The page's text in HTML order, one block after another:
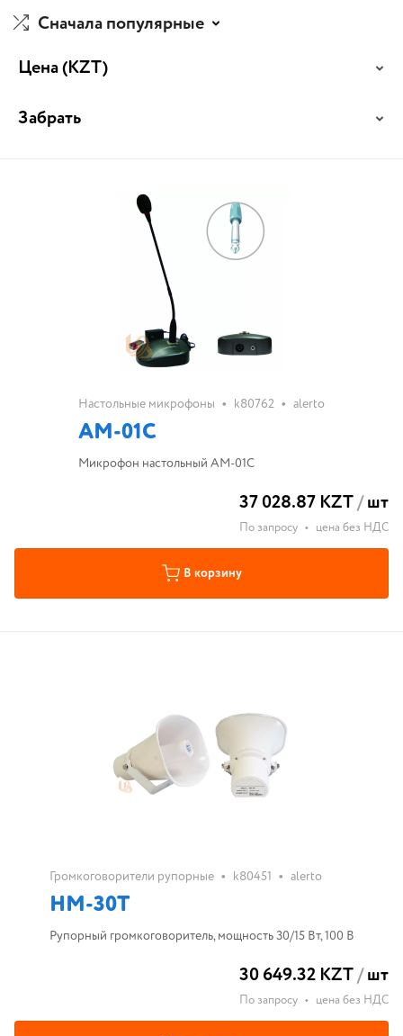
Сначала популярные
Цена(KZT)
Забрать
Настольные микрофоны • k80762 • alerto
AM-01C
Микрофон настольный АМ-01С
37 028.87 KZT/шт
По запросу • цена без НДС
В корзину
Громкоговорители рупорные • k80451 • alerto
HM-30T
Рупорный громкоговоритель, мощность 30/15 Вт, 100 В
30 649.32 KZT/шт
По запросу • цена без НДС